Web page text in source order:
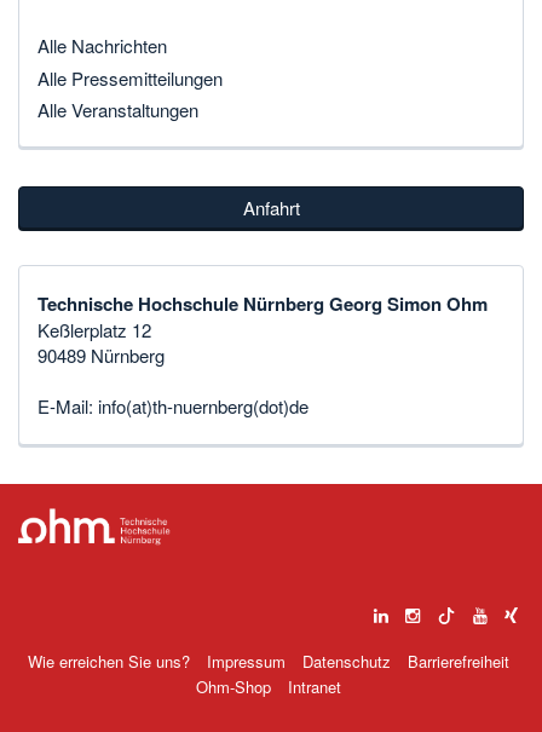
Alle Nachrichten
Alle Pressemitteilungen
Alle Veranstaltungen
Anfahrt
Technische Hochschule Nürnberg Georg Simon Ohm
Keßlerplatz 12
90489 Nürnberg
E-Mail: info(at)th-nuernberg(dot)de
Wie erreichen Sie uns? Impressum Datenschutz
Barrierefreiheit
Ohm-Shop
Intranet